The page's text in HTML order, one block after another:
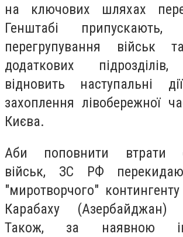
на ключових шляхах
Генштабі
перегрупування військ
додаткових
відновить наступальні
захоплення лівобережної
Києва.
Аби поповнити втрати
військ, ЗС РФ
"миротворчого"
Карабаху (Азербайджан)
Також, за наявною